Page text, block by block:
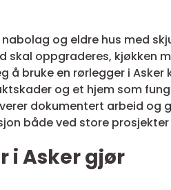
og eldre hus med
skal oppgraderes, kjøkken
å bruke en rørlegger i
og et hjem som
dokumentert arbeid og
både ved store
i Asker gjør